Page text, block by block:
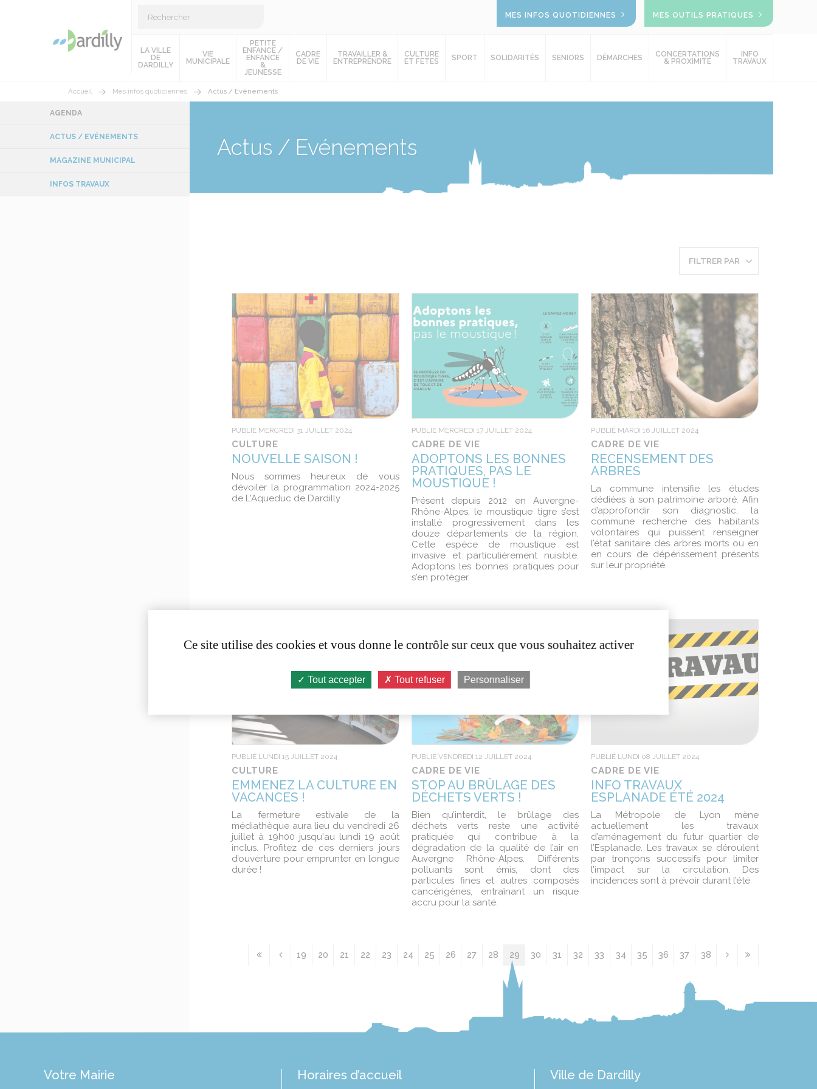
MES INFOS QUOTIDIENNES MES OUTILS PRATIQUES
LA VILLE
DE
DARDILLY
VIE
MUNICIPALE
PETITE
ENFANCE /
ENFANCE
&
JEUNESSE
CADRE
DE VIE
TRAVAILLER &
ENTREPRENDRE
CULTURE
ET FETES
SPORT SOLIDARITÉS SENIORS DÉMARCHES
CONCERTATIONS
& PROXIMITÉ
INFO
TRAVAUX
Accueil Mes infos quotidiennes Actus / Evénements
Actus / Evénements
FILTRER PAR
PUBLIÉ MERCREDI 31 JUILLET 2024
CULTURE
NOUVELLE SAISON !
Nous sommes heureux de vous
dévoiler la programmation 2024-2025
de L'Aqueduc de Dardilly
PUBLIÉ MERCREDI 17 JUILLET 2024
CADRE DE VIE
ADOPTONS LES BONNES
PRATIQUES, PAS LE
MOUSTIQUE !
Présent depuis 2012 en Auvergne-
Rhône-Alpes, le moustique tigre s’est
installé progressivement dans les
douze départements de la région.
Cette espèce de moustique est
invasive et particulièrement nuisible.
Adoptons les bonnes pratiques pour
s'en protéger.
PUBLIÉ MARDI 16 JUILLET 2024
CADRE DE VIE
RECENSEMENT DES
ARBRES
La commune intensifie les études
dédiées à son patrimoine arboré. Afin
d’approfondir son diagnostic, la
commune recherche des habitants
volontaires qui puissent renseigner
l’état sanitaire des arbres morts ou en
en cours de dépérissement présents
sur leur propriété.
PUBLIÉ LUNDI 15 JUILLET 2024
CULTURE
EMMENEZ LA CULTURE EN
VACANCES !
La fermeture estivale de la
médiathèque aura lieu du vendredi 26
juillet à 19h00 jusqu'au lundi 19 août
inclus. Profitez de ces derniers jours
d’ouverture pour emprunter en longue
durée !
PUBLIÉ VENDREDI 12 JUILLET 2024
CADRE DE VIE
STOP AU BRÛLAGE DES
DÉCHETS VERTS !
Bien qu’interdit, le brûlage des
déchets verts reste une activité
pratiquée qui contribue à la
dégradation de la qualité de l’air en
Auvergne Rhône-Alpes. Différents
polluants sont émis, dont des
particules fines et autres composés
cancérigènes, entraînant un risque
accru pour la santé.
PUBLIÉ LUNDI 08 JUILLET 2024
CADRE DE VIE
INFO TRAVAUX
ESPLANADE ÉTÉ 2024
La Métropole de Lyon mène
actuellement les travaux
d’aménagement du futur quartier de
l’Esplanade. Les travaux se déroulent
par tronçons successifs pour limiter
l’impact sur la circulation. Des
incidences sont à prévoir durant l’été
19 20 21 22 23 24 25 26 27 28 29 30 31 32 33 34 35 36 37 38
AGENDA
ACTUS / EVÉNEMENTS
MAGAZINE MUNICIPAL
INFOS TRAVAUX
Votre Mairie Horaires d’accueil Ville de Dardilly
Ce site utilise des cookies et vous donne le contrôle sur ceux que vous souhaitez activer
Tout accepter Tout refuser Personnaliser